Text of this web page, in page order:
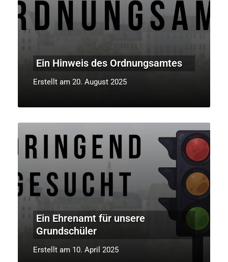
Ein Hinweis des Ordnungsamtes
Erstellt am 20. August 2025
Ein Ehrenamt für unsere
Grundschüler
Erstellt am 10. April 2025